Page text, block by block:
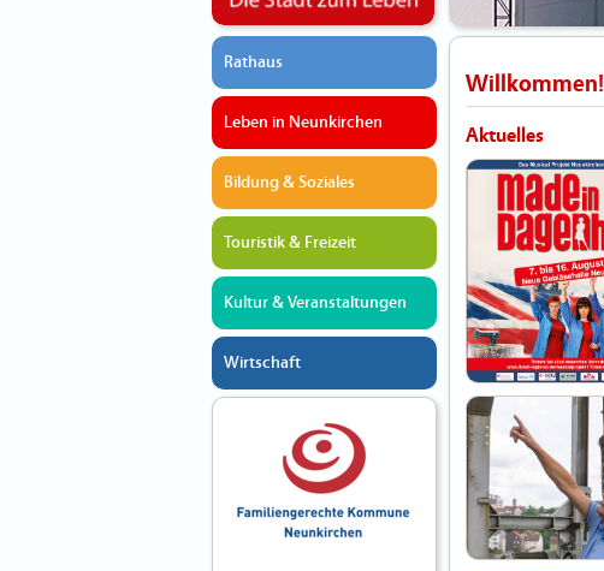
Rathaus
Leben in Neunkirchen
Bildung & Soziales
Touristik & Freizeit
Kultur & Veranstaltungen
Wirtschaft
Willkommen!
Aktuelles